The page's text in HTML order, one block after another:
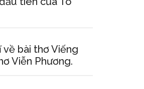
về bài thơ Viếng
Viễn Phương.